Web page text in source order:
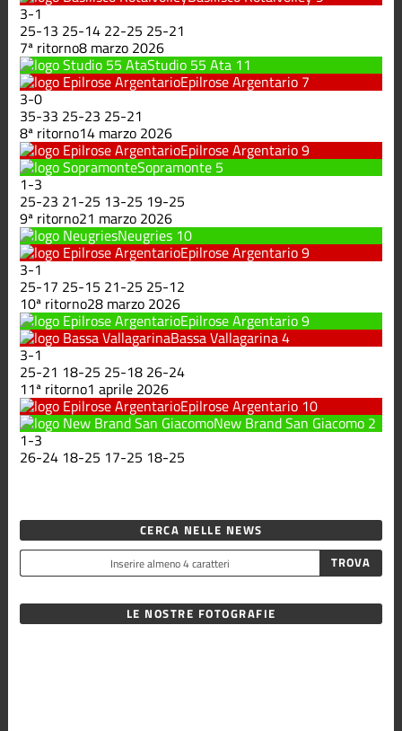
3-1
25-13 25-14 22-25 25-21
7ª ritorno8 marzo 2026
Studio 55 Ata 11
Epilrose Argentario 7
3-0
35-33 25-23 25-21
8ª ritorno14 marzo 2026
Epilrose Argentario9
Sopramonte 5
1-3
25-23 21-25 13-25 19-25
9ª ritorno21 marzo 2026
Neugries 10
Epilrose Argentario9
3-1
25-17 25-15 21-25 25-12
10ª ritorno28 marzo 2026
Epilrose Argentario9
Bassa Vallagarina4
3-1
25-21 18-25 25-18 26-24
11ª ritorno1 aprile 2026
Epilrose Argentario 10
New Brand San Giacomo 2
1-3
26-24 18-25 17-25 18-25
CERCA NELLE NEWS
LE NOSTRE FOTOGRAFIE